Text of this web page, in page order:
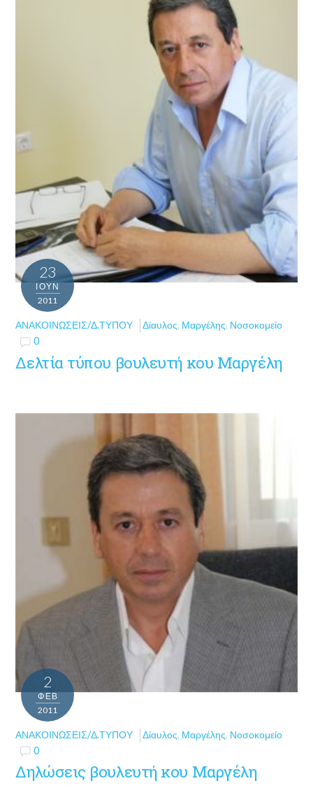
23
ΙΟΎΝ
2011
ΑΝΑΚΟΙΝΏΣΕΙΣ/Δ.ΤΎΠΟΥ Δίαυλος, Μαργέλης, Νοσοκομείο
0
Δελτία τύπου βουλευτή κου Μαργέλη
2
ΦΕΒ
2011
ΑΝΑΚΟΙΝΏΣΕΙΣ/Δ.ΤΎΠΟΥ Δίαυλος, Μαργέλης, Νοσοκομείο
0
Δηλώσεις βουλευτή κου Μαργέλη